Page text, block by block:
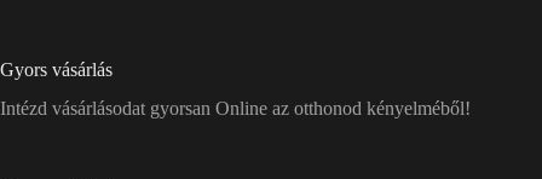
Gyors vásárlás
Intézd vásárlásodat gyorsan Online az otthonod kényelméből!